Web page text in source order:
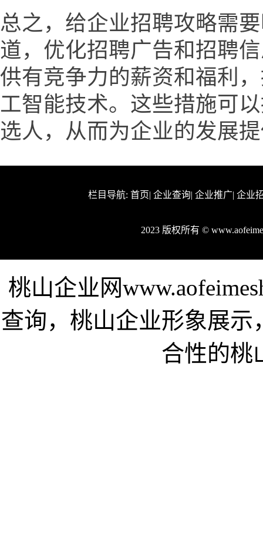
总之，给企业招聘攻略需
道，优化招聘广告和招聘
供有竞争力的薪资和福利
工智能技术。这些措施可
选人，从而为企业的发展
栏目导航: 首页| 企业查询| 企业推广| 企业
2023 版权所有 ©
桃山企业网
查询，桃山企业形象展
合性的桃